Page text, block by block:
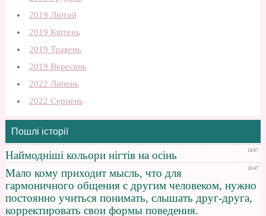
2019 Лютий
2019 Квітень
2019 Травень
2019 Вересень
2022 Липень
2022 Серпень
Пошлі історії